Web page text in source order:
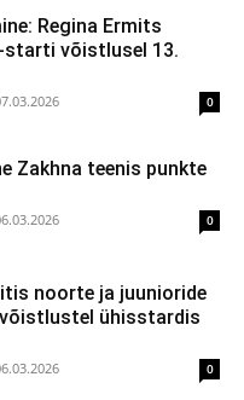
Regina Ermits
võistlusel 13.
0
Zakhna teenis punkte
0
noorte ja juunioride
ühisstardis
0